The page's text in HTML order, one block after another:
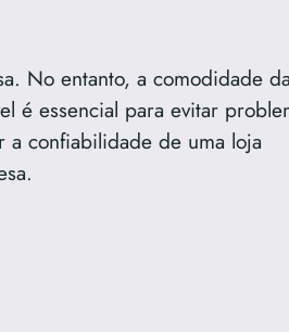
No entanto, a comodidade
é essencial para evitar
a confiabilidade de uma loja